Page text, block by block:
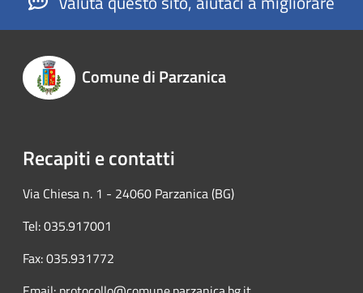
Comune di Parzanica
Recapiti e contatti
Via Chiesa n. 1 - 24060 Parzanica (BG)
Tel: 035.917001
Fax: 035.931772